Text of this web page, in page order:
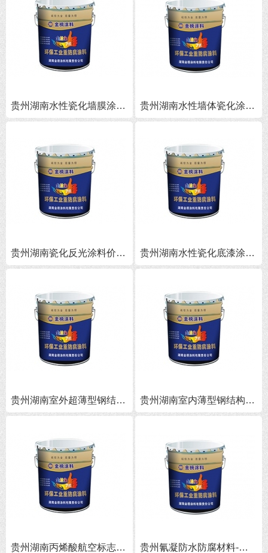
贵州湖南水性瓷化墙膜涂料 -绿色纳米涂料 防潮防霉耐擦洗 贵州湖南水性墙体瓷化涂料价格,湖南瓷化涂料批发
贵州湖南瓷化反光涂料价格,湖南瓷化涂料批发 贵州湖南水性瓷化底漆涂料价格,湖南水性瓷化底漆批发
贵州湖南室外超薄型钢结构防火涂料批发-湖南室外膨胀型防火涂料施工 贵州湖南室内薄型钢结构防火涂料厂家-湖南室内薄型钢结构防火涂料批发
贵州湖南丙烯酸航空标志漆-湖南丙烯酸航空标志漆批发 贵州氰凝防水防腐材料-湖南氰凝防水防腐材料批发